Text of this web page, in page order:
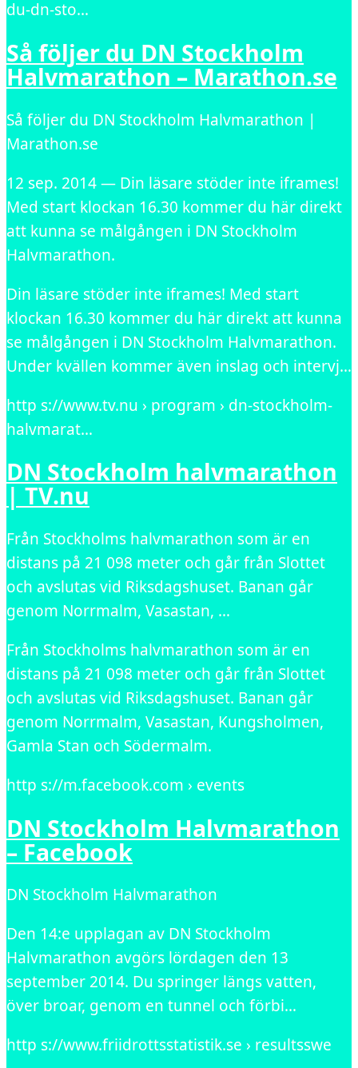
du-dn-sto…
Så följer du DN Stockholm
Halvmarathon – Marathon.se
Så följer du DN Stockholm Halvmarathon |
Marathon.se
12 sep. 2014 — Din läsare stöder inte iframes!
Med start klockan 16.30 kommer du här direkt
att kunna se målgången i DN Stockholm
Halvmarathon.
Din läsare stöder inte iframes! Med start
klockan 16.30 kommer du här direkt att kunna
se målgången i DN Stockholm Halvmarathon.
Under kvällen kommer även inslag och intervj…
http s://www.tv.nu › program › dn-stockholm-
halvmarat…
DN Stockholm halvmarathon
| TV.nu
Från Stockholms halvmarathon som är en
distans på 21 098 meter och går från Slottet
och avslutas vid Riksdagshuset. Banan går
genom Norrmalm, Vasastan, …
Från Stockholms halvmarathon som är en
distans på 21 098 meter och går från Slottet
och avslutas vid Riksdagshuset. Banan går
genom Norrmalm, Vasastan, Kungsholmen,
Gamla Stan och Södermalm.
http s://m.facebook.com › events
DN Stockholm Halvmarathon
– Facebook
DN Stockholm Halvmarathon
Den 14:e upplagan av DN Stockholm
Halvmarathon avgörs lördagen den 13
september 2014. Du springer längs vatten,
över broar, genom en tunnel och förbi…
http s://www.friidrottsstatistik.se › resultsswe